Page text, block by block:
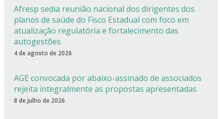
Afresp sedia reunião nacional dos dirigentes dos
planos de saúde do Fisco Estadual com foco em
atualização regulatória e fortalecimento das
autogestões
4 de agosto de 2026
AGE convocada por abaixo-assinado de associados
rejeita integralmente as propostas apresentadas
8 de julho de 2026